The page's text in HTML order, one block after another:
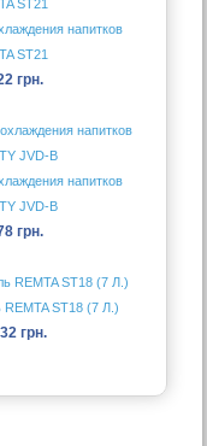
напитков
ST21
грн.
напитков
JVD-B
грн.
REMTA ST18 (7 Л.)
грн.